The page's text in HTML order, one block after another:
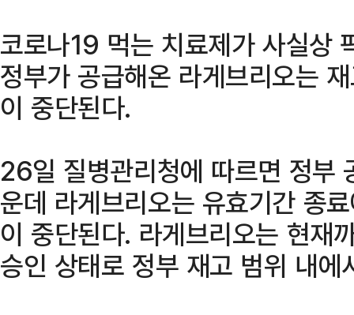
코로나19 먹는 치료제가 사실상
정부가 공급해온 라게브리오는
이 중단된다.
26일 질병관리청에 따르면 정부
운데 라게브리오는 유효기간 종
이 중단된다. 라게브리오는 현재
승인 상태로 정부 재고 범위 내